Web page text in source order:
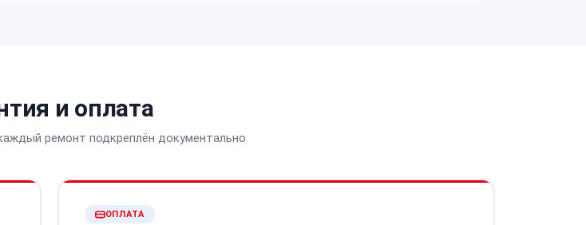
и оплата
ремонт подкреплён документально
ОПЛАТА